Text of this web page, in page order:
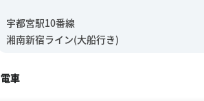
宇都宮駅10番線
電車